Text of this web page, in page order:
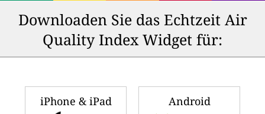
Downloaden Sie das Echtzeit Air
Quality Index Widget für:
iPhone & iPad Android